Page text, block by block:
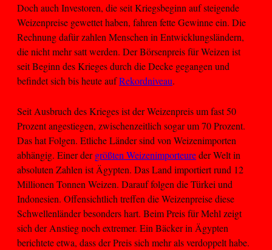
Doch auch Investoren, die seit Kriegsbeginn auf steigende
Weizenpreise gewettet haben, fahren fette Gewinne ein. Die
Rechnung dafür zahlen Menschen in Entwicklungsländern,
die nicht mehr satt werden. Der Börsenpreis für Weizen ist
seit Beginn des Krieges durch die Decke gegangen und
befindet sich bis heute aufRekordniveau.
Seit Ausbruch des Krieges ist der Weizenpreis um fast 50
Prozent angestiegen, zwischenzeitlich sogar um 70 Prozent.
Das hat Folgen. Etliche Länder sind von Weizenimporten
abhängig. Einer dergrößten Weizenimporteureder Welt in
absoluten Zahlen ist Ägypten. Das Land importiert rund 12
Millionen Tonnen Weizen. Darauf folgen die Türkei und
Indonesien. Offensichtlich treffen die Weizenpreise diese
Schwellenländer besonders hart. Beim Preis für Mehl zeigt
sich der Anstieg noch extremer. Ein Bäcker in Ägypten
berichtete etwa, dass der Preis sich mehr als verdoppelt habe.